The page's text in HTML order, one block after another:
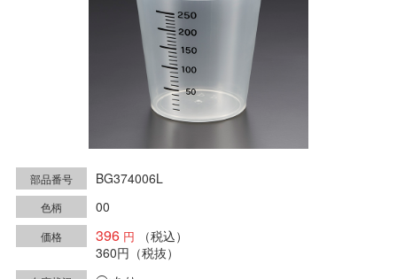
部品番号 BG374006L
色柄 00
価格 396
（税込）
360円 （税抜）